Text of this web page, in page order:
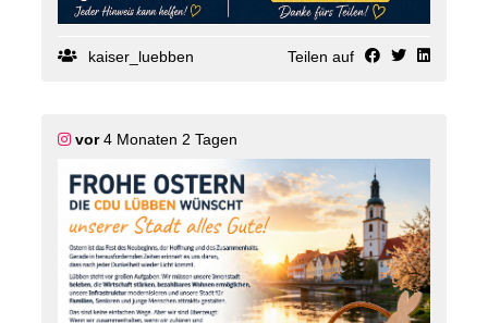
kaiser_luebben Teilen auf
vor4 Monaten 2 Tagen